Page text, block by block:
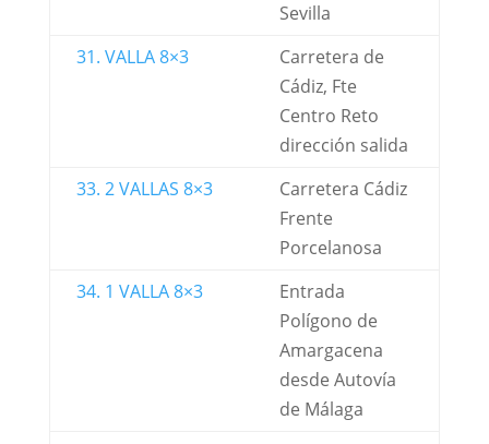
Sevilla
31. VALLA 8×3
Carretera de
Cádiz, Fte
Centro Reto
dirección salida
33. 2 VALLAS 8×3
Carretera Cádiz
Frente
Porcelanosa
34. 1 VALLA 8×3
Entrada
Polígono de
Amargacena
desde Autovía
de Málaga